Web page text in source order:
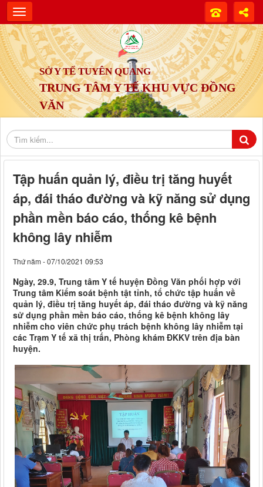
SỞ Y TẾ TUYÊN QUANG
TRUNG TÂM Y TẾ KHU VỰC ĐỒNG
VĂN
Tập huấn quản lý, điều trị tăng huyết
áp, đái tháo đường và kỹ năng sử dụng
phần mền báo cáo, thống kê bệnh
không lây nhiễm
Thứ năm - 07/10/2021 09:53
Ngày, 29.9, Trung tâm Y tế huyện Đồng Văn phối hợp với
Trung tâm Kiểm soát bệnh tật tỉnh, tổ chức tập huấn về
quản lý, điều trị tăng huyết áp, đái tháo đường và kỹ năng
sử dụng phần mền báo cáo, thống kê bệnh không lây
nhiễm cho viên chức phụ trách bệnh không lây nhiễm tại
các Trạm Y tế xã thị trấn, Phòng khám ĐKKV trên địa bàn
huyện.